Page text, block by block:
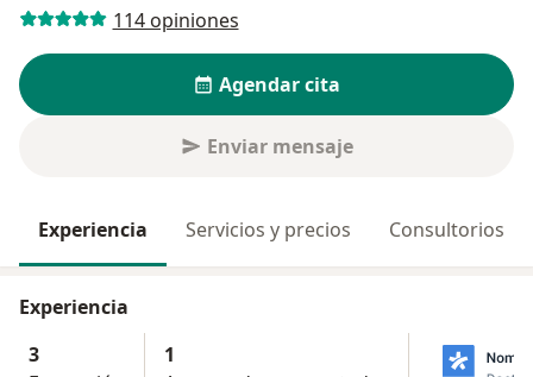
114 opiniones
Agendar cita
Enviar mensaje
Experiencia Servicios y precios Consultorios
Experiencia
3
1